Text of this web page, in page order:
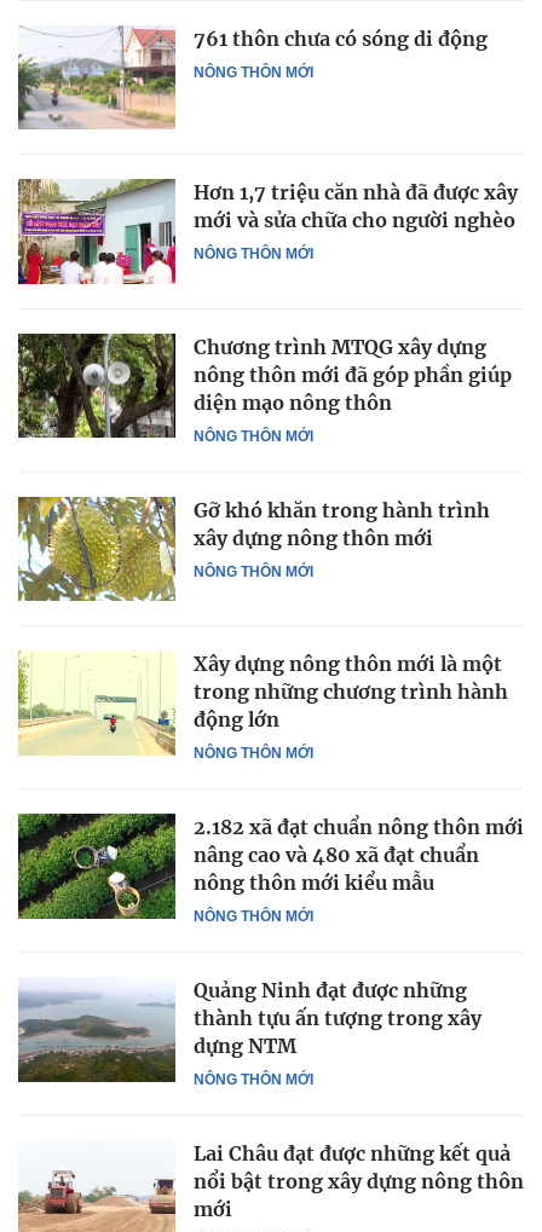
NÔNG THÔN MỚI
761 thôn chưa có sóng di động
NÔNG THÔN MỚI
Hơn 1,7 triệu căn nhà đã được xây
mới và sửa chữa cho người nghèo
NÔNG THÔN MỚI
Chương trình MTQG xây dựng
nông thôn mới đã góp phần giúp
diện mạo nông thôn
NÔNG THÔN MỚI
Gỡ khó khăn trong hành trình
xây dựng nông thôn mới
NÔNG THÔN MỚI
Xây dựng nông thôn mới là một
trong những chương trình hành
động lớn
NÔNG THÔN MỚI
2.182 xã đạt chuẩn nông thôn mới
nâng cao và 480 xã đạt chuẩn
nông thôn mới kiểu mẫu
NÔNG THÔN MỚI
Quảng Ninh đạt được những
thành tựu ấn tượng trong xây
dựng NTM
Lai Châu đạt được những kết quả
nổi bật trong xây dựng nông thôn
mới